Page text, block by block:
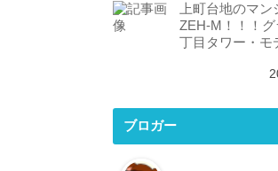
上町台地のマ
ZEH-M！！！
丁目タワー・モ
ブロガー